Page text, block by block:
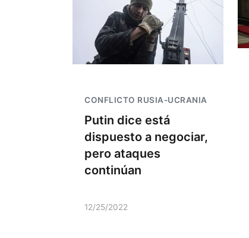
CONFLICTO RUSIA-UCRANIA
Putin dice está
dispuesto a negociar,
pero ataques
continúan
12/25/2022